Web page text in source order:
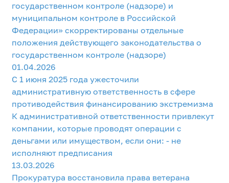
государственном контроле (надзоре) и
муниципальном контроле в Российской
Федерации» скорректированы отдельные
положения действующего законодательства о
государственном контроле (надзоре)
01.04.2026
С 1 июня 2025 года ужесточили
административную ответственность в сфере
противодействия финансированию экстремизма
К административной ответственности привлекут
компании, которые проводят операции с
деньгами или имуществом, если они: - не
исполняют предписания
13.03.2026
Прокуратура восстановила права ветерана